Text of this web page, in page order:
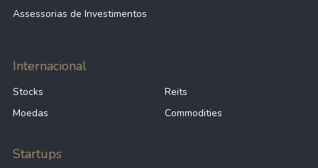
Assessorias de Investimentos
Internacional
Stocks
Reits
Moedas
Commodities
Startups